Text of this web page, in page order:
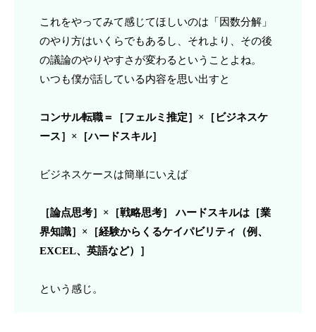
これをやってみて感じてほしいのは「因数分解」
のやり方はいくらでもあるし、それより、その後
の議論のやりやすさが変わるということよね。
いつも僕が話している内容を思い出すと
コンサル転職＝［フェルミ推定］×［ビジネスケ
ース］×［ハードスキル］
ビジネスケースは簡単にいえば
［論点思考］×［戦略思考］ ハードスキルは［業
界知識］×［経験からくるケイパビリティ（例、
EXCEL、英語など）］
という感じ。